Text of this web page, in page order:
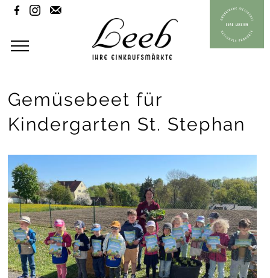
Gemüsebeet für
Kindergarten St. Stephan
  